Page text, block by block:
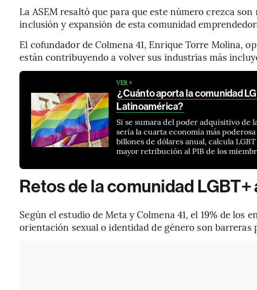
La ASEM resaltó que para que este número crezca
inclusión y expansión de esta comunidad
El cofundador de Colmena 41, Enrique Torre Molina,
están contribuyendo a volver sus industrias más
VER +
¿Cuánto aporta la comunidad
Latinoamérica?
Si se sumara del poder adquisitivo de
sería la cuarta economía más
billones de dólares anual, calcula
mayor retribución al PIB de los
Retos de la comunidad
Según el estudio de Meta y Colmena 41, el 19% de los
orientación sexual o identidad de género son barreras